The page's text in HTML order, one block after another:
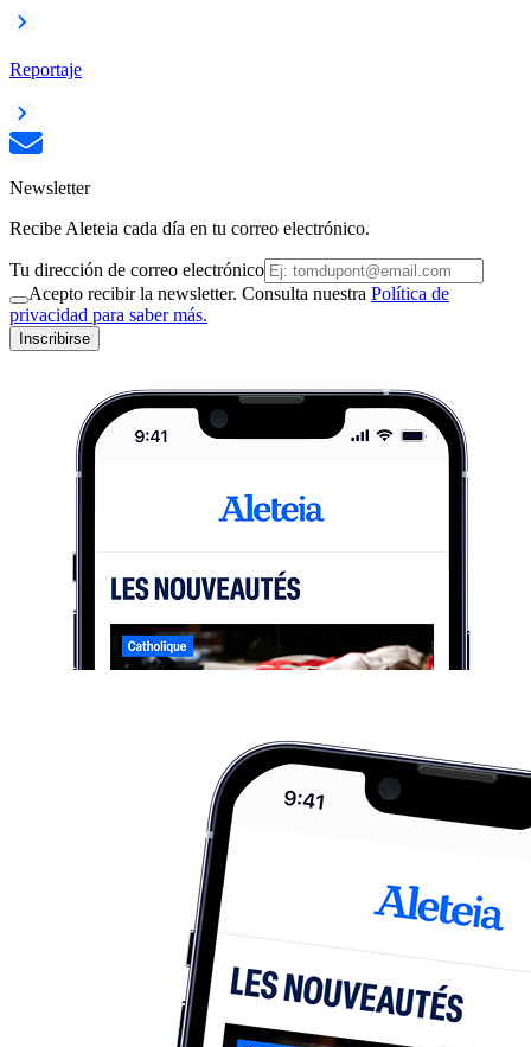
Reportaje
Newsletter
Recibe Aleteia cada día en tu correo electrónico.
Tu dirección de correo electrónico
Acepto recibir la newsletter. Consulta nuestra Política de
privacidad para saber más.
Inscribirse